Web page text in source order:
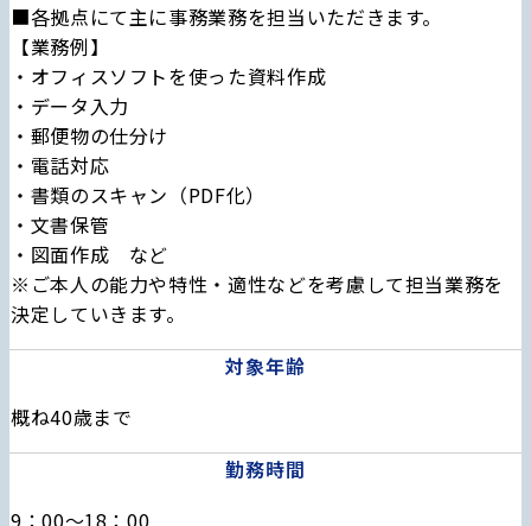
■各拠点にて主に事務業務を担当いただきます。
【業務例】
・オフィスソフトを使った資料作成
・データ入力
・郵便物の仕分け
・電話対応
・書類のスキャン（PDF化）
・文書保管
・図面作成 など
※ご本人の能力や特性・適性などを考慮して担当業務を
決定していきます。
対象年齢
概ね40歳まで
勤務時間
9：00～18：00